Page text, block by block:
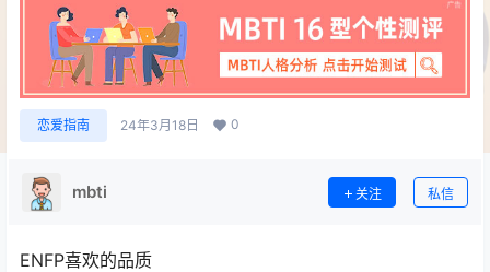
恋爱指南 24年3月18日 0
mbti 关注 私信
ENFP喜欢的品质